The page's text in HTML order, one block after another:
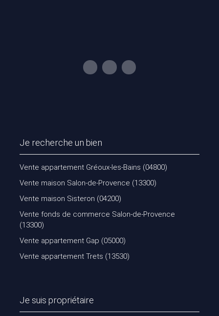
Je recherche un bien
Vente appartement Gréoux-les-Bains (04800)
Vente maison Salon-de-Provence (13300)
Vente maison Sisteron (04200)
Vente fonds de commerce Salon-de-Provence
(13300)
Vente appartement Gap (05000)
Vente appartement Trets (13530)
Je suis propriétaire